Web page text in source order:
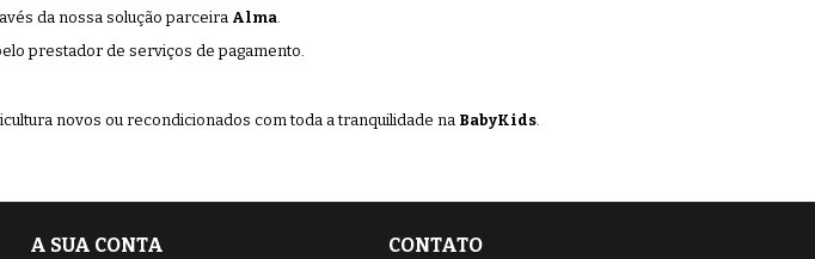
da nossa solução parceira Alma.
prestador de serviços de pagamento.
novos ou recondicionados com toda a tranquilidade na BabyKids.
A SUA CONTA CONTATO